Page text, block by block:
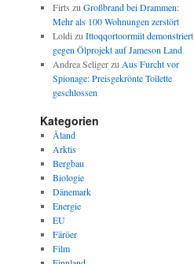
Firts zu Großbrand bei Drammen:
Mehr als 100 Wohnungen zerstört
Loldi zu Ittoqqortoormiit demonstriert
gegen Ölprojekt auf Jameson Land
Andrea Seligerzu Aus Furcht vor
Spionage: Preisgekrönte Toilette
geschlossen
Kategorien
Åland
Arktis
Bergbau
Biologie
Dänemark
Energie
EU
Färöer
Film